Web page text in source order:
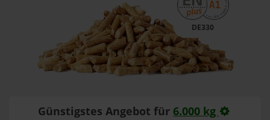
DE330
Günstigstes Angebot für 6.000 kg